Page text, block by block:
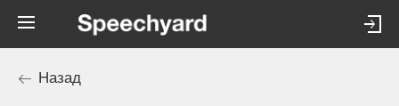
Назад